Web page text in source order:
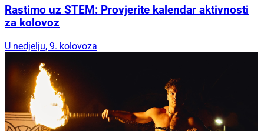
Rastimo uz STEM: Provjerite kalendar aktivnosti
za kolovoz
U nedjelju, 9. kolovoza